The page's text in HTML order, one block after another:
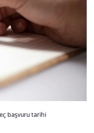
başvuru tarihi